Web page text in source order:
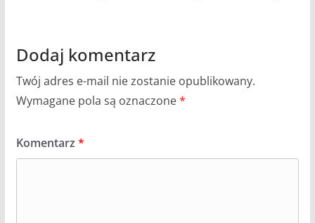
Dodaj komentarz
Twój adres e-mail nie zostanie opublikowany.
Wymagane pola są oznaczone*
Komentarz *